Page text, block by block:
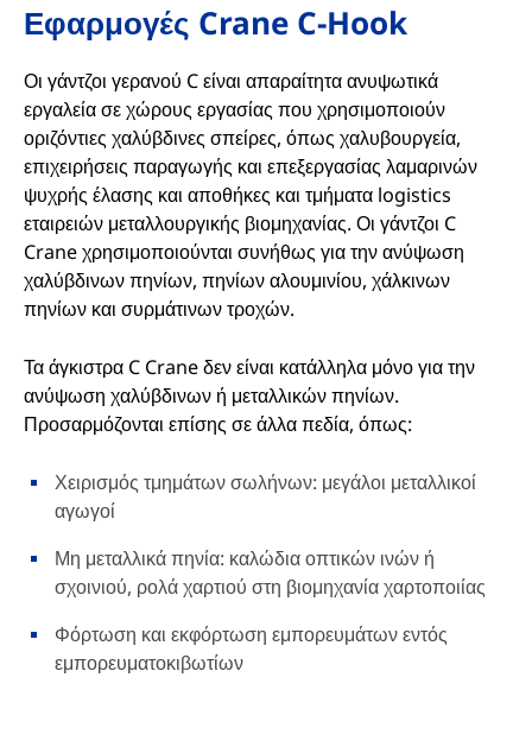
Εφαρμογές Crane C-Hook
Οι γάντζοι γερανού C είναι απαραίτητα ανυψωτικά
εργαλεία σε χώρους εργασίας που χρησιμοποιούν
οριζόντιες χαλύβδινες σπείρες, όπως χαλυβουργεία,
επιχειρήσεις παραγωγής και επεξεργασίας λαμαρινών
ψυχρής έλασης και αποθήκες και τμήματα logistics
εταιρειών μεταλλουργικής βιομηχανίας. Οι γάντζοι C
Crane χρησιμοποιούνται συνήθως για την ανύψωση
χαλύβδινων πηνίων, πηνίων αλουμινίου, χάλκινων
πηνίων και συρμάτινων τροχών.
Τα άγκιστρα C Crane δεν είναι κατάλληλα μόνο για την
ανύψωση χαλύβδινων ή μεταλλικών πηνίων.
Προσαρμόζονται επίσης σε άλλα πεδία, όπως:
Χειρισμός τμημάτων σωλήνων: μεγάλοι μεταλλικοί
αγωγοί
Μη μεταλλικά πηνία: καλώδια οπτικών ινών ή
σχοινιού, ρολά χαρτιού στη βιομηχανία χαρτοποιίας
Φόρτωση και εκφόρτωση εμπορευμάτων εντός
εμπορευματοκιβωτίων